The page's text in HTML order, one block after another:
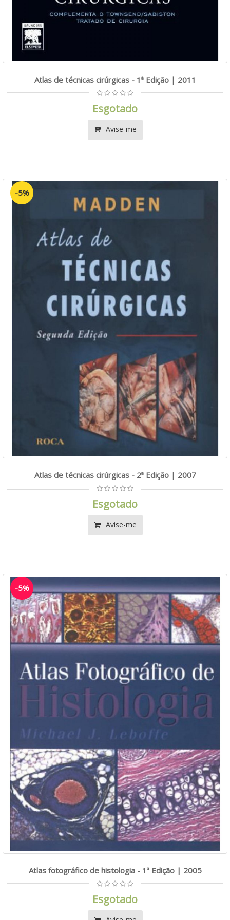
Atlas de técnicas cirúrgicas - 1ª Edição | 2011
Esgotado
Avise-me
-5%
Atlas de técnicas cirúrgicas - 2ª Edição | 2007
Esgotado
Avise-me
-5%
Atlas fotográfico de histologia - 1ª Edição | 2005
Esgotado